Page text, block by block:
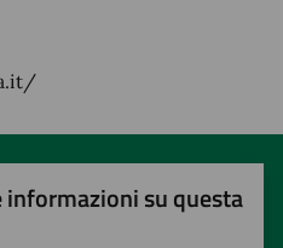
informazioni su questa